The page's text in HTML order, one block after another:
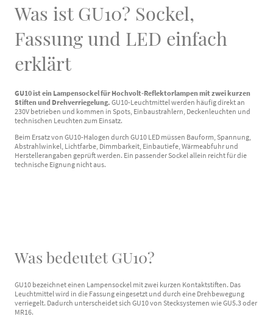
Was ist GU10? Sockel,
Fassung und LED einfach
erklärt
GU10 ist ein Lampensockel für Hochvolt-Reflektorlampen mit zwei kurzen
Stiften und Drehverriegelung. GU10-Leuchtmittel werden häufig direkt an
230V betrieben und kommen in Spots, Einbaustrahlern, Deckenleuchten und
technischen Leuchten zum Einsatz.
Beim Ersatz von GU10-Halogen durch GU10 LED müssen Bauform, Spannung,
Abstrahlwinkel, Lichtfarbe, Dimmbarkeit, Einbautiefe, Wärmeabfuhr und
Herstellerangaben geprüft werden. Ein passender Sockel allein reicht für die
technische Eignung nicht aus.
Was bedeutet GU10?
GU10 bezeichnet einen Lampensockel mit zwei kurzen Kontaktstiften. Das
Leuchtmittel wird in die Fassung eingesetzt und durch eine Drehbewegung
verriegelt. Dadurch unterscheidet sich GU10 von Stecksystemen wie GU5.3 oder
MR16.